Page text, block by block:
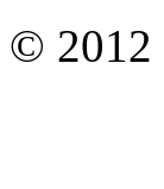
© 2012